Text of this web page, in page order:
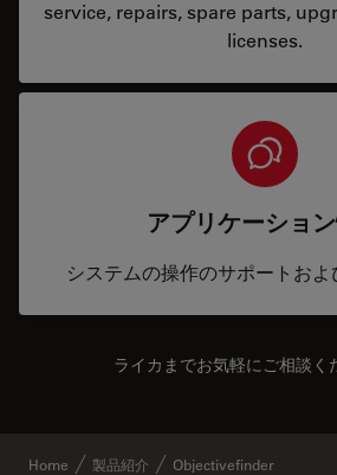
service, repairs, spare parts,
licenses.
アプリケーショ
システムの操作のサポートお
ライカまでお気軽にご相談く
Home 製品紹介 Objectivefinder